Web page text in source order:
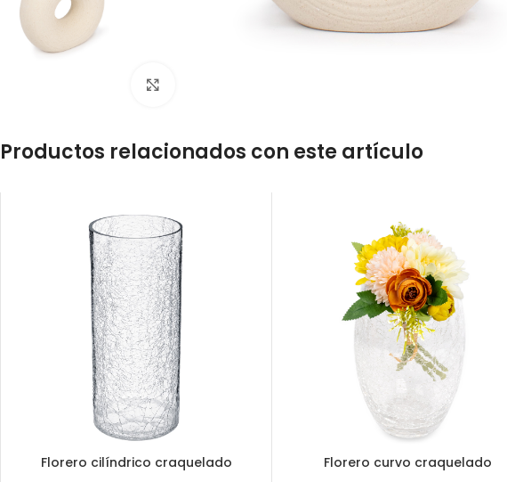
Productos relacionados con este artículo
Florero cilíndrico craquelado Florero curvo craquelado